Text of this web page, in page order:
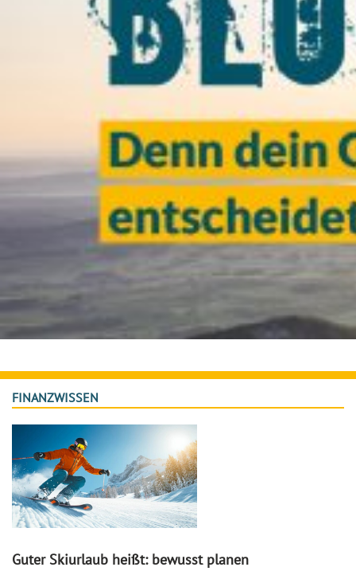
FINANZWISSEN
Guter Skiurlaub heißt: bewusst planen